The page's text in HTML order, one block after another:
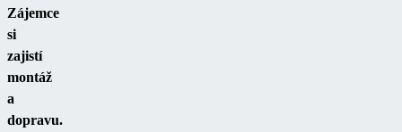
Zájemce
si
zajistí
montáž
a
dopravu.